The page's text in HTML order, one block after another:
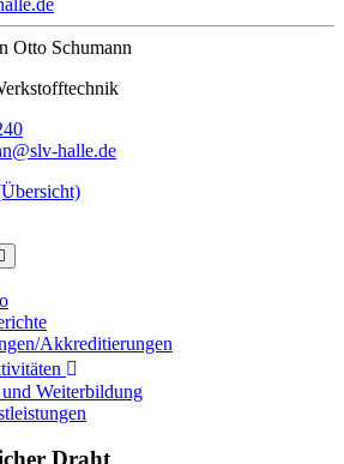
Otto Schumann
halle.de
Akkreditierungen
Toggle Dropdown
Weiterbildung